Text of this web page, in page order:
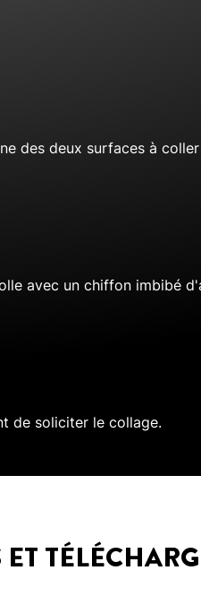
des deux surfaces à
avec un chiffon imbibé
de soliciter le collage.